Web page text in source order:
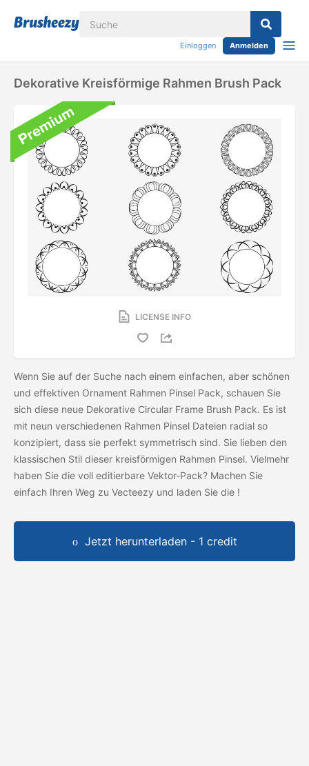
Einloggen Anmelden
Dekorative Kreisförmige Rahmen Brush Pack
LICENSE INFO
Wenn Sie auf der Suche nach einem einfachen, aber schönen
und effektiven Ornament Rahmen Pinsel Pack, schauen Sie
sich diese neue Dekorative Circular Frame Brush Pack. Es ist
mit neun verschiedenen Rahmen Pinsel Dateien radial so
konzipiert, dass sie perfekt symmetrisch sind. Sie lieben den
klassischen Stil dieser kreisförmigen Rahmen Pinsel. Vielmehr
haben Sie die voll editierbare Vektor-Pack? Machen Sie
einfach Ihren Weg zu Vecteezy und laden Sie die !
Jetzt herunterladen - 1 credit